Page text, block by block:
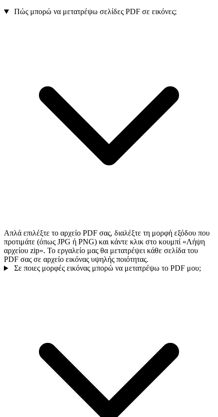
Πώς μπορώ να μετατρέψω σελίδες PDF σε εικόνες;
Απλά επιλέξτε το αρχείο PDF σας, διαλέξτε τη μορφή εξόδου που
προτιμάτε (όπως JPG ή PNG) και κάντε κλικ στο κουμπί «Λήψη
αρχείου zip». Το εργαλείο μας θα μετατρέψει κάθε σελίδα του
PDF σας σε αρχείο εικόνας υψηλής ποιότητας.
Σε ποιες μορφές εικόνας μπορώ να μετατρέψω το PDF μου;